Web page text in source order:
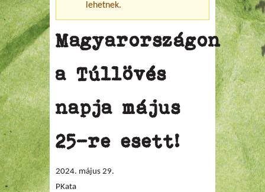
lehetnek.
Magyarországon
a Túllövés
napja május
25-re esett!
2024. május 29.
PKata